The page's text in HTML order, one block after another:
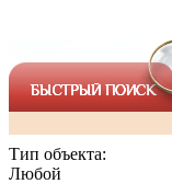
Тип объекта:
Любой